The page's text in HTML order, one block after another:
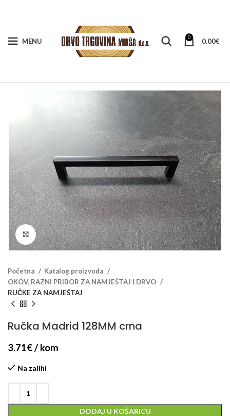
MENU 0 0.00€
Klikni za veći prikaz
Početna
Katalog proizvoda
OKOV, RAZNI PRIBOR ZA NAMJEŠTAJ I DRVO
RUČKE ZA NAMJEŠTAJ
Ručka Madrid 128MM crna
3.71€/ kom
Na zalihi
DODAJ U KOŠARICU